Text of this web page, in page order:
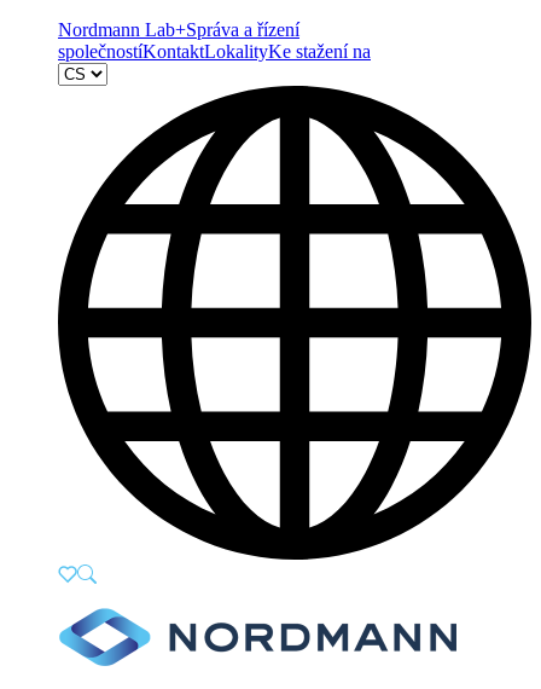
Nordmann Lab+Správa a řízení
společnostíKontaktLokalityKe stažení na